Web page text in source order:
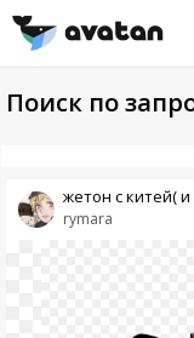
Поиск по
rymara
жетон с китей(